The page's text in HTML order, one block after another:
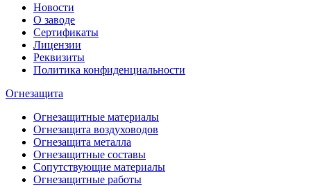
Новости
О заводе
Сертификаты
Лицензии
Реквизиты
Политика конфиденциальности
Огнезащита
Огнезащитные материалы
Огнезащита воздуховодов
Огнезащита металлa
Огнезащитные составы
Сопутствующие материалы
Огнезащитные работы